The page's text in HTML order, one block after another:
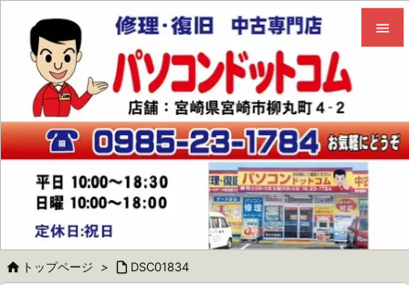

サイド


 トップページ >  DSC01834